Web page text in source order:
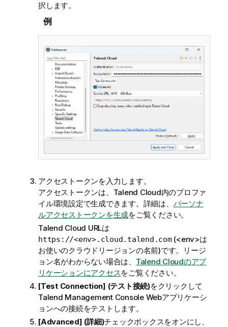
択します。
例
アクセストークンを入力します。
アクセストークンは、 Talend Cloud内のプロファ
イル環境設定で生成できます。詳細は、 パーソナ
ルアクセストークンを生成をご覧ください。
Talend Cloud URLは
https://<env>.cloud.talend.com(<env>は
お使いのクラウドリージョンの名前)です。リージ
ョン名がわからない場合は、 Talend Cloudのアプ
リケーションにアクセスをご覧ください。
[Test Connection] (テスト接続)をクリックして
Talend Management ConsoleWebアプリケーシ
ョンへの接続をテストします。
[Advanced] (詳細)チェックボックスをオンにし、